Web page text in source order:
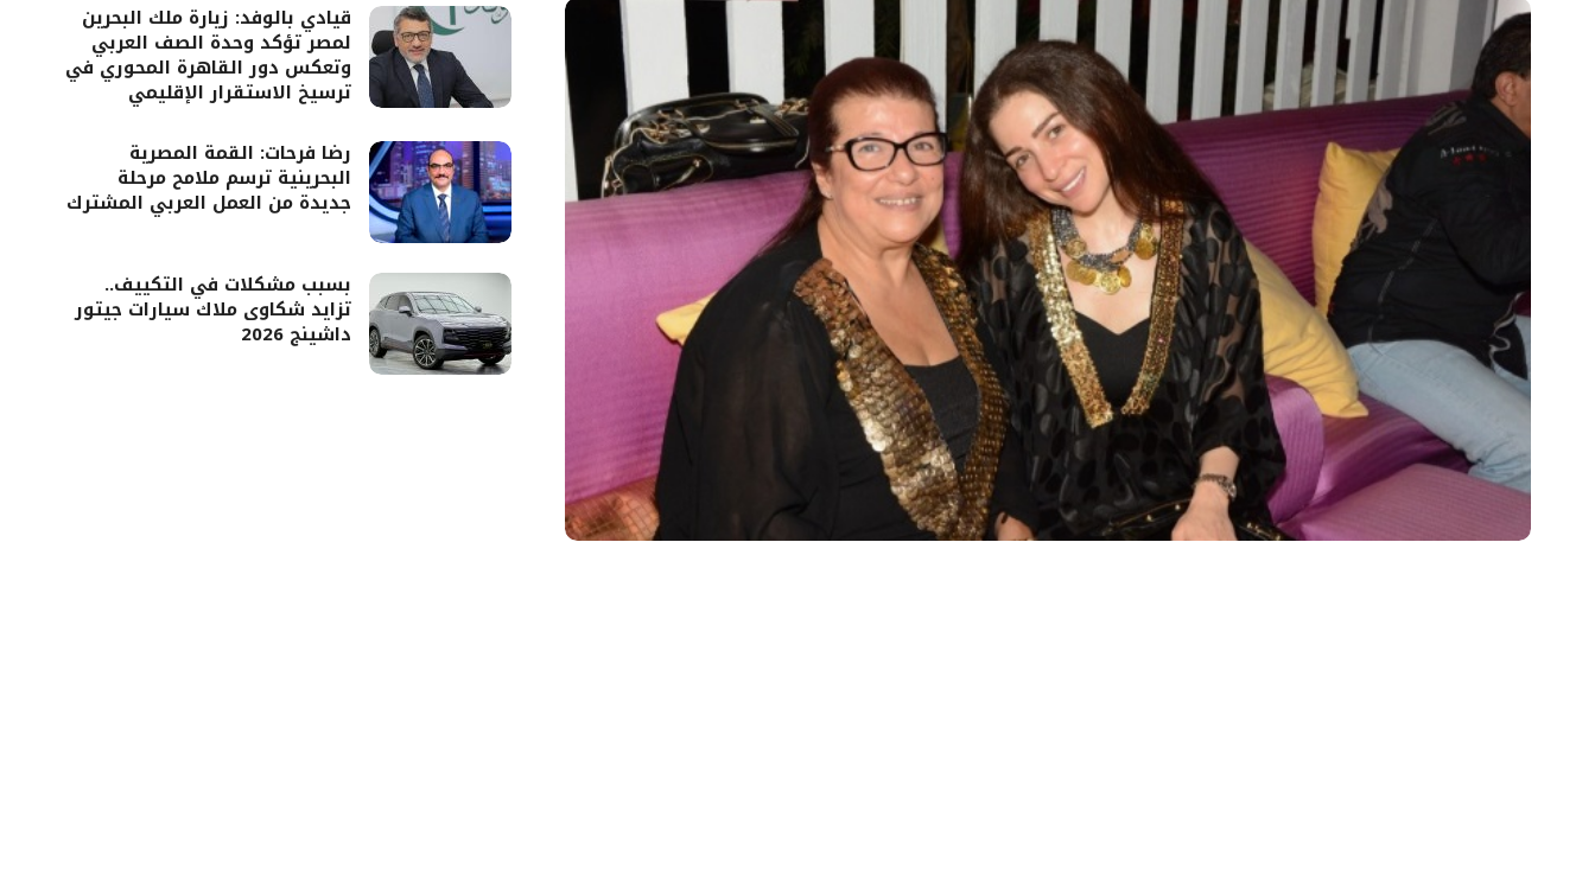
قيادي بالوفد: زيارة ملك البحرين
لمصر تؤكد وحدة الصف العربي
وتعكس دور القاهرة المحوري في
ترسيخ الاستقرار الإقليمي
رضا فرحات: القمة المصرية
البحرينية ترسم ملامح مرحلة
جديدة من العمل العربي المشترك
بسبب مشكلات في التكييف..
تزايد شكاوى ملاك سيارات جيتور
داشينج 2026